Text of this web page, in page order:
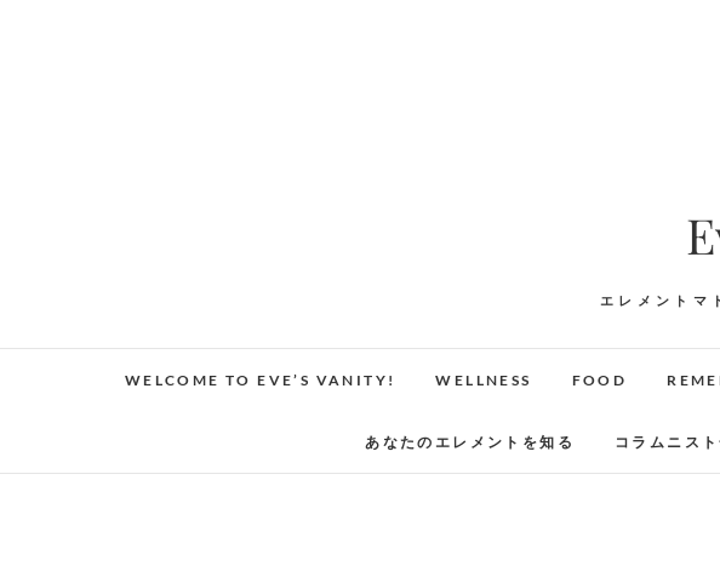
エレメントマ
WELCOME TO EVE’S VANITY! WELLNESS FOOD
あなたのエレメントを知る コラムニス